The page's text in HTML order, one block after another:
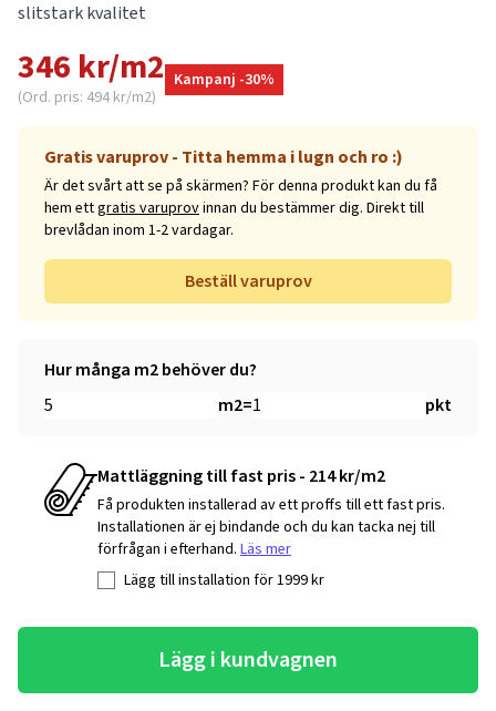
slitstark kvalitet
346 kr/m2
(Ord. pris: 494 kr/m2)
Kampanj -30%
Gratis varuprov - Titta hemma i lugn och ro :)
Är det svårt att se på skärmen? För denna produkt kan du få
hem ettgratis varuprovinnan du bestämmer dig. Direkt till
brevlådan inom 1-2 vardagar.
Beställ varuprov
Hur många m2 behöver du?
m2= pkt
Mattläggning till fast pris - 214 kr/m2
Få produkten installerad av ett proffs till ett fast pris.
Installationen är ej bindande och du kan tacka nej till
förfrågan i efterhand. Läs mer
Lägg till installation för1999kr
Lägg i kundvagnen